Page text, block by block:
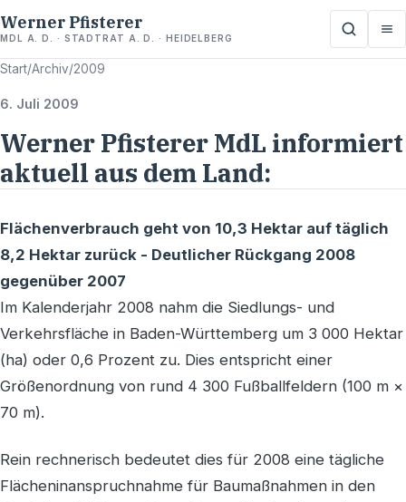
Werner Pfisterer
MDL A. D. · STADTRAT A. D. · HEIDELBERG
Start/Archiv/2009
6. Juli 2009
Werner Pfisterer MdL informiert
aktuell aus dem Land:
Flächenverbrauch geht von 10,3 Hektar auf täglich
8,2 Hektar zurück - Deutlicher Rückgang 2008
gegenüber 2007
Im Kalenderjahr 2008 nahm die Siedlungs- und
Verkehrsfläche in Baden-Württemberg um 3 000 Hektar
(ha) oder 0,6 Prozent zu. Dies entspricht einer
Größenordnung von rund 4 300 Fußballfeldern (100 m ×
70 m).
Rein rechnerisch bedeutet dies für 2008 eine tägliche
Flächeninanspruchnahme für Baumaßnahmen in den